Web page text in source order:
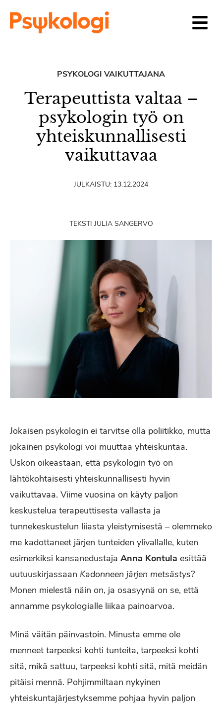
PSYKOLOGI VAIKUTTAJANA
Terapeuttista valtaa –
psykologin työ on
yhteiskunnallisesti
vaikuttavaa
JULKAISTU: 13.12.2024
TEKSTI JULIA SANGERVO
Jokaisen psykologin ei tarvitse olla poliitikko, mutta
jokainen psykologi voi muuttaa yhteiskuntaa.
Uskon oikeastaan, että psykologin työ on
lähtökohtaisesti yhteiskunnallisesti hyvin
vaikuttavaa. Viime vuosina on käyty paljon
keskustelua terapeuttisesta vallasta ja
tunnekeskustelun liiasta yleistymisestä – olemmeko
me kadottaneet järjen tunteiden ylivallalle, kuten
esimerkiksi kansanedustaja Anna Kontula esittää
uutuuskirjassaan Kadonneen järjen metsästys?
Monen mielestä näin on, ja osasyynä on se, että
annamme psykologialle liikaa painoarvoa.
Minä väitän päinvastoin. Minusta emme ole
menneet tarpeeksi kohti tunteita, tarpeeksi kohti
sitä, mikä sattuu, tarpeeksi kohti sitä, mitä meidän
pitäisi mennä. Pohjimmiltaan nykyinen
yhteiskuntajärjestyksemme pohjaa hyvin paljon